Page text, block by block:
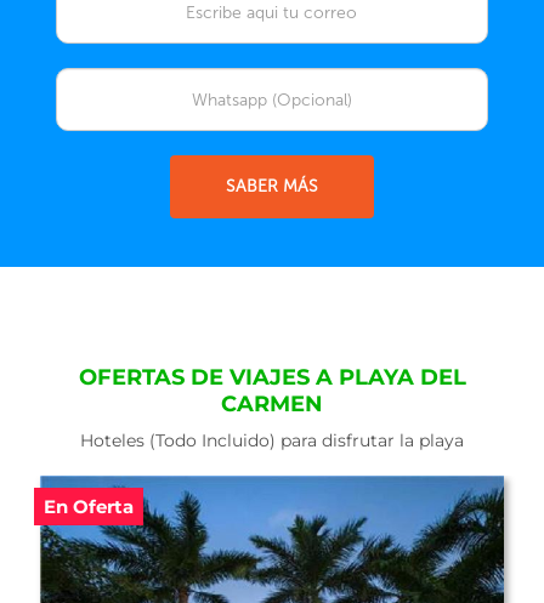
SABER MÁS
OFERTAS DE VIAJES A PLAYA DEL
CARMEN
Hoteles (Todo Incluido) para disfrutar la playa
En Oferta